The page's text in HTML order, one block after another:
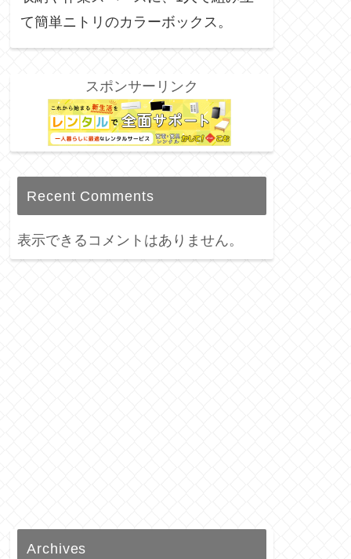
て簡単ニトリのカラーボックス。
スポンサーリンク
Recent Comments
表示できるコメントはありません。
Archives